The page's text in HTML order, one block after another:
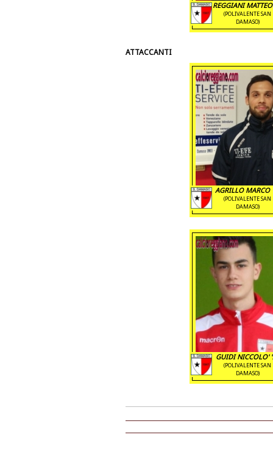
REGGIANI
(POLIVALENTE SAN
DAMASO)
ATTACCANTI
AGRILLO MARCO
(POLIVALENTE SAN
DAMASO)
GUIDI NICCOLO'
(POLIVALENTE SAN
DAMASO)